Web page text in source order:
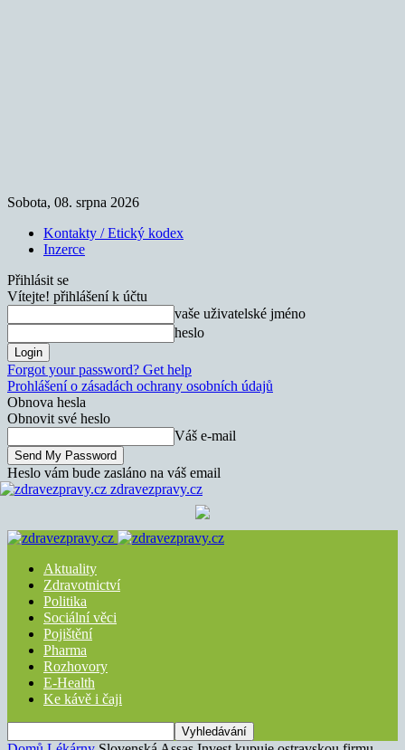
Sobota, 08. srpna 2026
Kontakty / Etický kodex
Inzerce
Přihlásit se
Vítejte! přihlášení k účtu
vaše uživatelské jméno
heslo
Forgot your password? Get help
Prohlášení o zásadách ochrany osobních údajů
Obnova hesla
Obnovit své heslo
Váš e-mail
Heslo vám bude zasláno na váš email
zdravezpravy.cz
Aktuality
Zdravotnictví
Politika
Sociální věci
Pojištění
Pharma
Rozhovory
E-Health
Ke kávě i čaji